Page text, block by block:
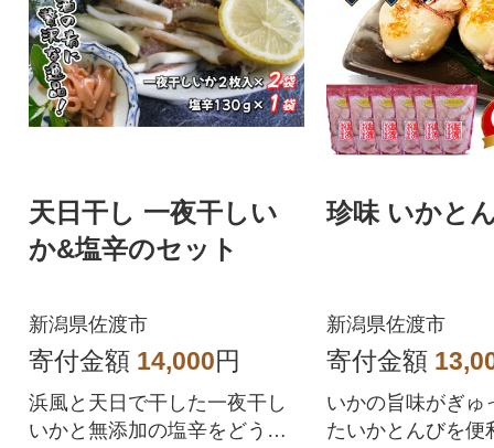
天日干し 一夜干しい
か&塩辛のセット
新潟県佐渡市
寄付金額 14,000円
浜風と天日で干した一夜干し
いかと無添加の塩辛をどうぞ
珍味 いかと
新潟県佐渡市
寄付金額
いかの旨味がぎゅ
たいかとんびを便